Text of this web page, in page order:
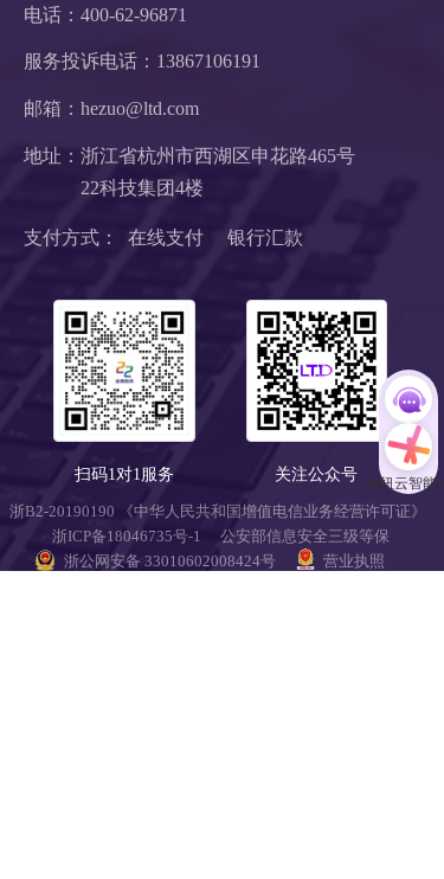
浙公网安备 33010602008424号 营业执照
电话：400-62-96871
邮箱：hezuo@ltd.com
地址：浙江省杭州市西湖区申花路465号
支付方式：  在线支付     银行汇款
扫码1对1服务 关注公众号
服务投诉电话： 13867106191
浙ICP备18046735号-1
22科技集团4楼
浙B2-20190190 《中华人民共和国增值电信业务经营许可证》
公安部信息安全三级等保